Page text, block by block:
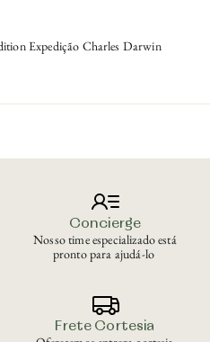
Expedição Charles Darwin
Concierge
Nosso time especializado está
pronto para ajudá-lo
Frete Cortesia